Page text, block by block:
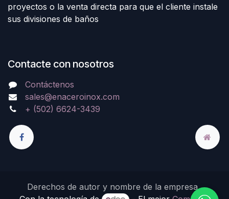
proyectos o la venta directa para que el cliente instale
sus divisiones de baños
Contacte con nosotros
Contáctenos
sales@enaceroinox.com
+ (502) 6624-3439
Derechos de autor y nombre de la empresa